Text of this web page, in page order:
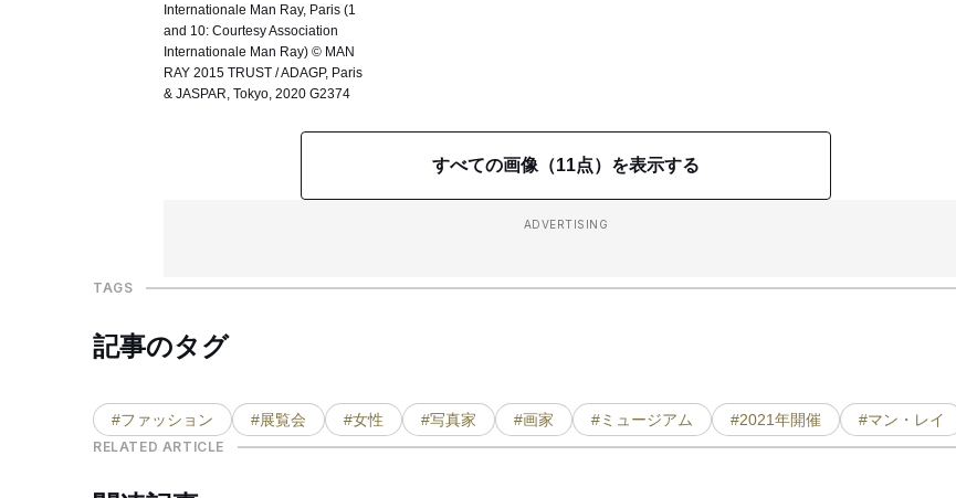
Internationale Man Ray, Paris (1
and 10: Courtesy Association
Internationale Man Ray) © MAN
RAY 2015 TRUST / ADAGP, Paris
& JASPAR, Tokyo, 2020 G2374
すべての画像（11点）を表示する
ADVERTISING
TAGS
記事のタグ
#ファッション #展覧会 #女性 #写真家 #画家 #ミュージアム #2021年開催 #マン・レイ
RELATED ARTICLE